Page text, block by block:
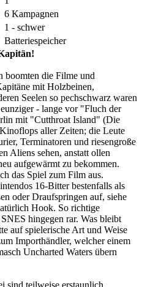
6 Kampagnen
1 - schwer
Batteriespeicher
boomten die Filme und
mit Holzbeinen,
Seelen so pechschwarz waren
- lange vor "Fluch der
mit "Cutthroat Island" (Die
aller Zeiten; die Leute
Terminatoren und riesengroße
Aliens sehen, anstatt ollen
aufgewärmt zu bekommen.
das Spiel zum Film aus.
16-Bitter bestenfalls als
oder Draufspringen auf, siehe
Hook. So richtige
hingegen rar. Was bleibt
auf spielerische Art und Weise
Importhändler, welcher einem
Uncharted Waters übern
sind teilweise erstaunlich